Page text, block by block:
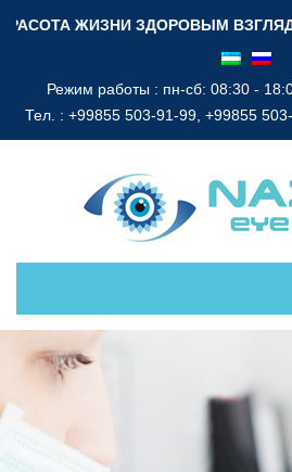
ЖИЗНИ ЗДОРОВЫМ ВЗГЛЯДОМ! *
Режим работы : пн-сб: 08:30 -
Тел. : +99855 503-91-99, +99855